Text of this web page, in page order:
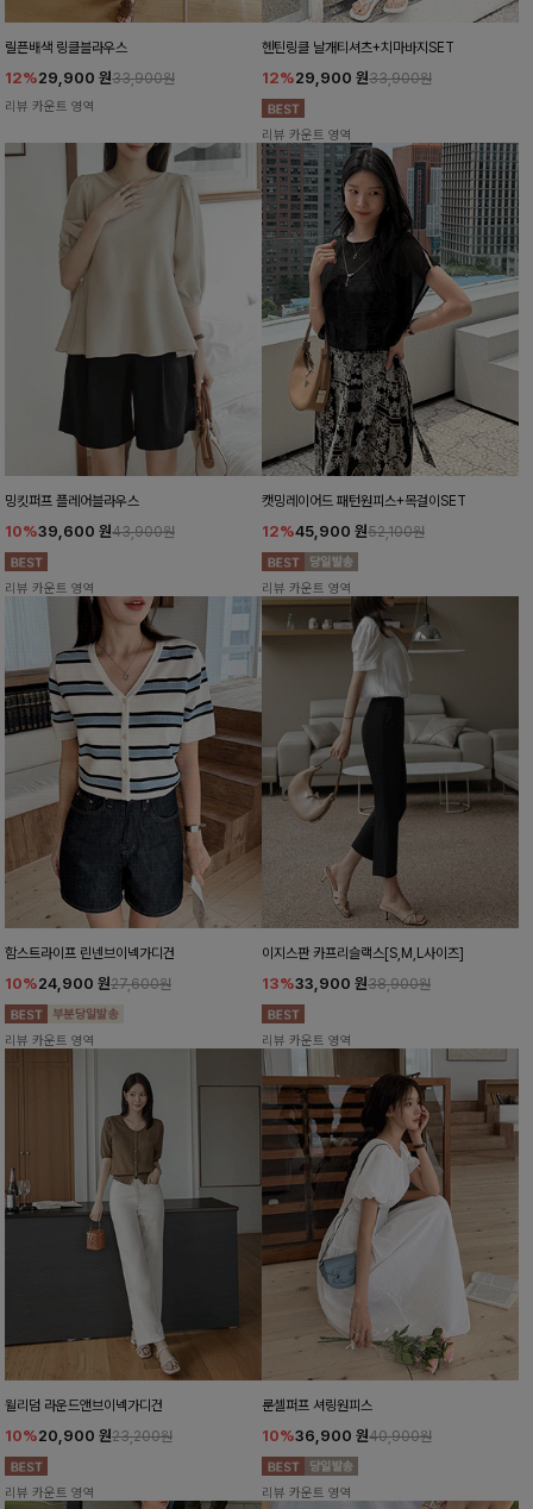
릴픈배색 링클블라우스
12%29,900 원33,900원
리뷰 카운트 영역
헨틴링클 날개티셔츠+치마바지SET
12%29,900 원33,900원
리뷰 카운트 영역
밍킷퍼프 플레어블라우스
10%39,600 원43,900원
리뷰 카운트 영역
캣밍레이어드 패턴원피스+목걸이SET
12%45,900 원52,100원
리뷰 카운트 영역
함스트라이프 린넨브이넥가디건
10%24,900 원27,600원
리뷰 카운트 영역
이지스판 카프리슬랙스[S,M,L사이즈]
13%33,900 원38,900원
리뷰 카운트 영역
윌리덤 라운드앤브이넥가디건
10%20,900 원23,200원
리뷰 카운트 영역
룬셀퍼프 셔링원피스
10%36,900 원40,900원
리뷰 카운트 영역